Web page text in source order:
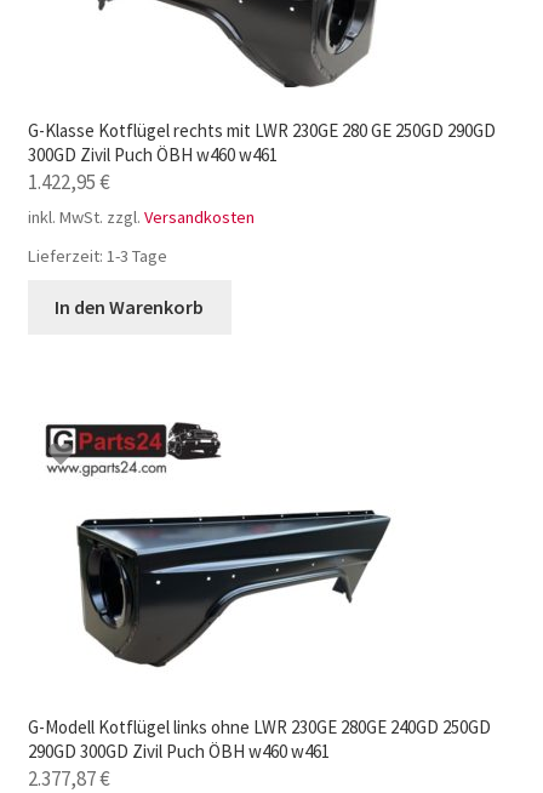
G-Klasse Kotflügel rechts mit LWR 230GE 280 GE 250GD 290GD
300GD Zivil Puch ÖBH w460 w461
1.422,95€
inkl. MwSt. zzgl. Versandkosten
Lieferzeit: 1-3 Tage
In den Warenkorb
G-Modell Kotflügel links ohne LWR 230GE 280GE 240GD 250GD
290GD 300GD Zivil Puch ÖBH w460 w461
2.377,87€